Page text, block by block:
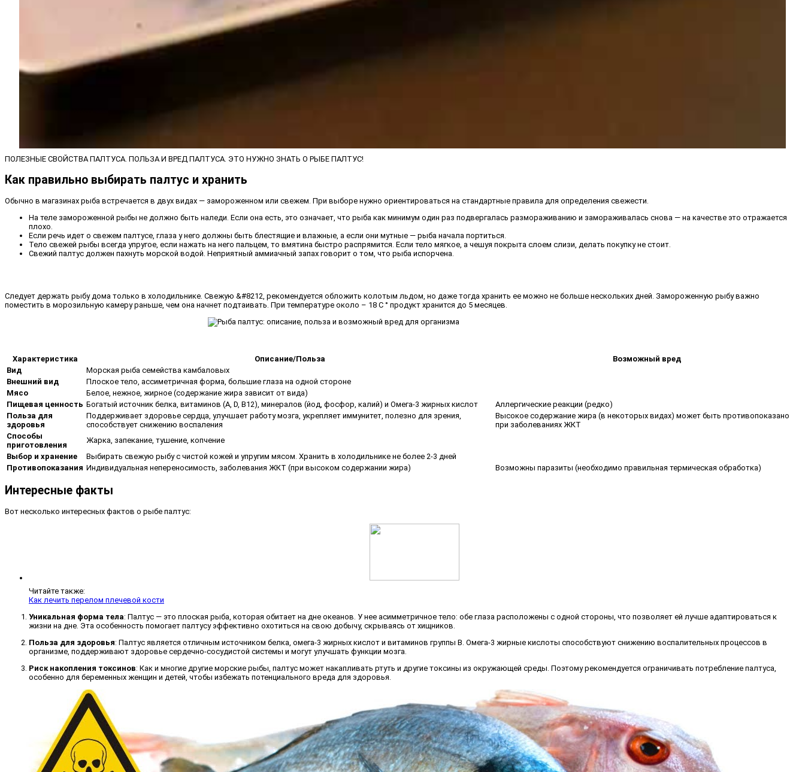
ПОЛЕЗНЫЕ СВОЙСТВА ПАЛТУСА. ПОЛЬЗА И ВРЕД ПАЛТУСА. ЭТО НУЖНО ЗНАТЬ О РЫБЕ ПАЛТУС!
Как правильно выбирать палтус и хранить
Обычно в магазинах рыба встречается в двух видах — замороженном или свежем. При выборе нужно ориентироваться на стандартные правила для определения свежести.
На теле замороженной рыбы не должно быть наледи. Если она есть, это означает, что рыба как минимум один раз подвергалась размораживанию и замораживалась снова — на качестве это отражается
плохо.
Если речь идет о свежем палтусе, глаза у него должны быть блестящие и влажные, а если они мутные — рыба начала портиться.
Тело свежей рыбы всегда упругое, если нажать на него пальцем, то вмятина быстро распрямится. Если тело мягкое, а чешуя покрыта слоем слизи, делать покупку не стоит.
Свежий палтус должен пахнуть морской водой. Неприятный аммиачный запах говорит о том, что рыба испорчена.
Следует держать рыбу дома только в холодильнике. Свежую &#8212, рекомендуется обложить колотым льдом, но даже тогда хранить ее можно не больше нескольких дней. Замороженную рыбу важно
поместить в морозильную камеру раньше, чем она начнет подтаивать. При температуре около – 18 C ° продукт хранится до 5 месяцев.
Характеристика Описание/Польза
Возможный вред
Вид
Морская рыба семейства камбаловых
Внешний вид
Плоское тело, ассиметричная форма, большие глаза на одной стороне
Мясо
Белое, нежное, жирное (содержание жира зависит от вида)
Пищевая ценность Богатый источник белка, витаминов (A, D, B12), минералов (йод, фосфор, калий) и Омега-3 жирных кислот
Аллергические реакции (редко)
Польза для
здоровья
Поддерживает здоровье сердца, улучшает работу мозга, укрепляет иммунитет, полезно для зрения,
способствует снижению воспаления
Высокое содержание жира (в некоторых видах) может быть противопоказано
при заболеваниях ЖКТ
Способы
приготовления
Жарка, запекание, тушение, копчение
Выбор и хранение
Выбирать свежую рыбу с чистой кожей и упругим мясом. Хранить в холодильнике не более 2-3 дней
Противопоказания Индивидуальная непереносимость, заболевания ЖКТ (при высоком содержании жира) Возможны паразиты (необходимо правильная термическая обработка)
Интересные факты
Вот несколько интересных фактов о рыбе палтус:
Читайте также:
Как лечить перелом плечевой кости
Уникальная форма тела: Палтус — это плоская рыба, которая обитает на дне океанов. У нее асимметричное тело: обе глаза расположены с одной стороны, что позволяет ей лучше адаптироваться к
жизни на дне. Эта особенность помогает палтусу эффективно охотиться на свою добычу, скрываясь от хищников.
Польза для здоровья: Палтус является отличным источником белка, омега-3 жирных кислот и витаминов группы B. Омега-3 жирные кислоты способствуют снижению воспалительных процессов в
организме, поддерживают здоровье сердечно-сосудистой системы и могут улучшать функции мозга.
Риск накопления токсинов: Как и многие другие морские рыбы, палтус может накапливать ртуть и другие токсины из окружающей среды. Поэтому рекомендуется ограничивать потребление палтуса,
особенно для беременных женщин и детей, чтобы избежать потенциального вреда для здоровья.